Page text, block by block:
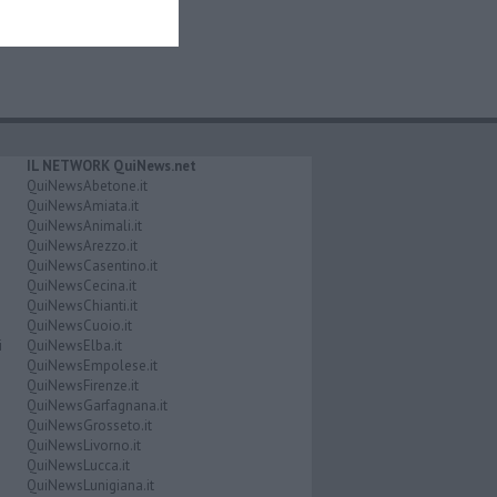
IL NETWORK QuiNews.net
QuiNewsAbetone.it
QuiNewsAmiata.it
QuiNewsAnimali.it
QuiNewsArezzo.it
QuiNewsCasentino.it
QuiNewsCecina.it
QuiNewsChianti.it
QuiNewsCuoio.it
QuiNewsElba.it
QuiNewsEmpolese.it
QuiNewsFirenze.it
QuiNewsGarfagnana.it
QuiNewsGrosseto.it
QuiNewsLivorno.it
QuiNewsLucca.it
QuiNewsLunigiana.it